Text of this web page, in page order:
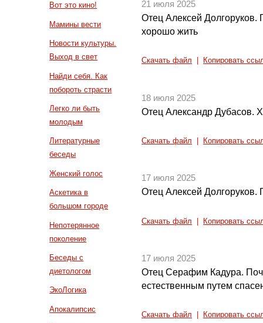
Вот это кино!
Мамины вести
Новости культуры.
Выход в свет
Найди себя. Как
побороть страсти
Легко ли быть
молодым
Литературные
беседы
Женский голос
Аскетика в
большом городе
Непотерянное
поколение
Беседы с
диетологом
ЭкоЛогика
Апокалипсис
21 июля 2025
Отец Алексей
хорошо жить
Скачать файл Копировать
18 июля 2025
Отец Александр Дубасов.
Скачать файл Копировать
17 июля 2025
Отец Алексей Долгоруков.
Скачать файл Копировать
17 июля 2025
Отец Серафим Кадура.
естественным путем
Скачать файл Копировать